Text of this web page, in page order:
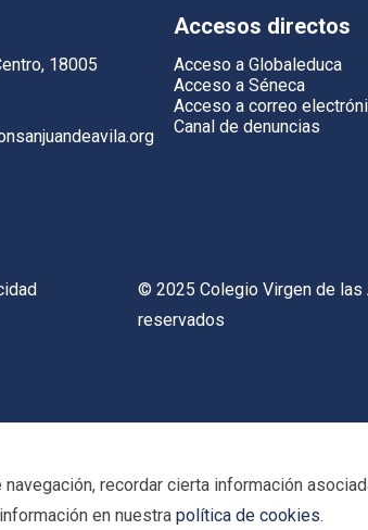
18005
Accesos directos
Acceso a Globaleduca
Acceso a Séneca
Acceso a correo
Canal de denuncias
© 2025 Colegio Virgen de
reservados
recordar cierta información
en nuestra política de cookies.